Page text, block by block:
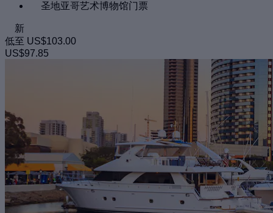
圣地亚哥艺术博物馆门票
新
低至 US$103.00
US$97.85